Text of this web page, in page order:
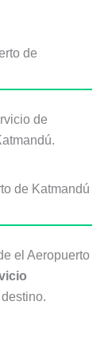
de
de
de Katmandú
el Aeropuerto